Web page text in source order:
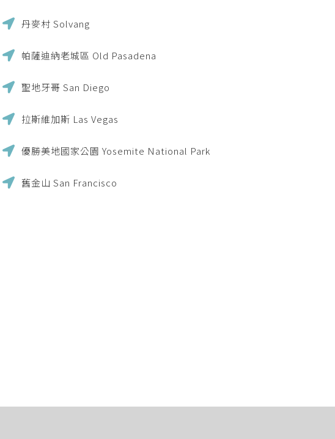
丹麥村 Solvang
帕薩迪納老城區 Old Pasadena
聖地牙哥 San Diego
拉斯維加斯 Las Vegas
優勝美地國家公園 Yosemite National Park
舊金山 San Francisco